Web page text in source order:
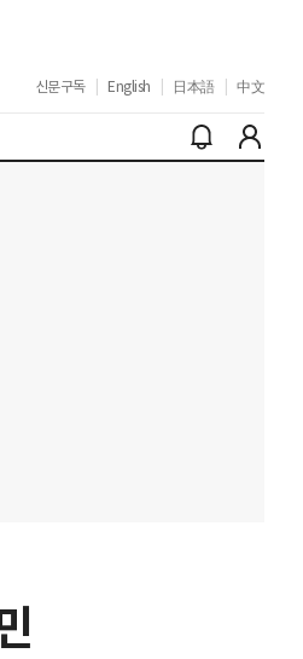
신문구독 English 日本語 中文